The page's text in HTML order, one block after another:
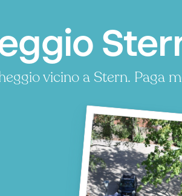
vicino a Stern. Paga